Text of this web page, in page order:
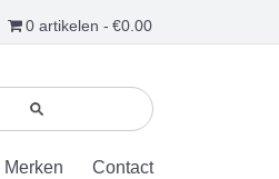
0 artikelen €0.00
Merken Contact